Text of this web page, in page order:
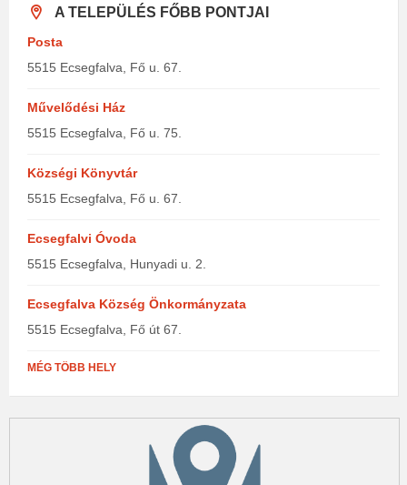
A TELEPÜLÉS FŐBB PONTJAI
Posta
5515 Ecsegfalva, Fő u. 67.
Művelődési Ház
5515 Ecsegfalva, Fő u. 75.
Községi Könyvtár
5515 Ecsegfalva, Fő u. 67.
Ecsegfalvi Óvoda
5515 Ecsegfalva, Hunyadi u. 2.
Ecsegfalva Község Önkormányzata
5515 Ecsegfalva, Fő út 67.
MÉG TÖBB HELY